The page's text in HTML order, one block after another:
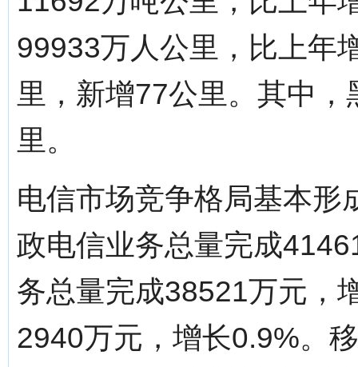
99933万人公里，比上年
里，新增77公里。其中
里。
电信市场竞争格局基本形
政电信业务总量完成
务总量完成38521万元，
2940万元，增长0.9%。